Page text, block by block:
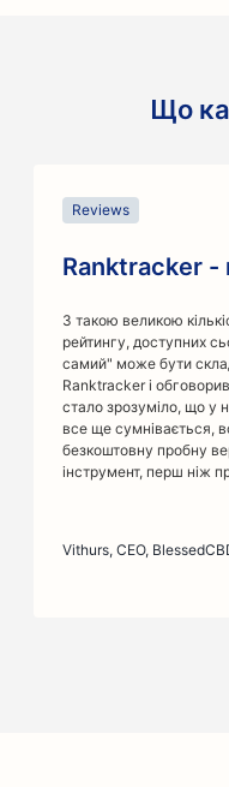
Що
Reviews
Ranktracker -
З такою великою
рейтингу, доступних
самий" може бути
Ranktracker і
стало зрозуміло, що у
все ще сумнівається,
безкоштовну пробну
інструмент, перш ніж
Vithurs, CEO,